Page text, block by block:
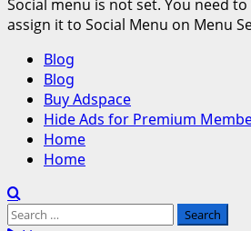
Social menu is not set. You need
assign it to Social Menu on Menu
Primary
Menu
Blog
Blog
Buy Adspace
Hide Ads for Premium
Home
Home
Search